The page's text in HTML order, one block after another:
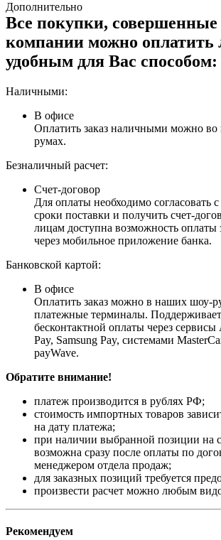
Дополнительно
Все покупки,
компании можно
удобным для Вас способом:
Наличными:
В офисе
Оплатить заказ наличными можно
румах.
Безналичный расчет:
Счет-договор
Для оплаты необходимо согласовать
сроки поставки и получить счет-
лицам доступна возможность оплаты
через мобильное приложение банка.
Банковской картой:
В офисе
Оплатить заказ можно в наших шоу-
платежные терминалы.
бесконтактной оплаты через
Pay, Samsung Pay, системами
payWave.
Обратите внимание!
платеж производится в рублях РФ;
стоимость импортных товаров
на дату платежа;
при наличии выбранной позиции на
возможна сразу после оплаты по
менеджером отдела продаж;
для заказных позиций требуется
произвести расчет можно любым
Рекомендуем